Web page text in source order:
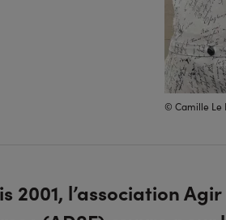
© Camille Le
2001, l’association